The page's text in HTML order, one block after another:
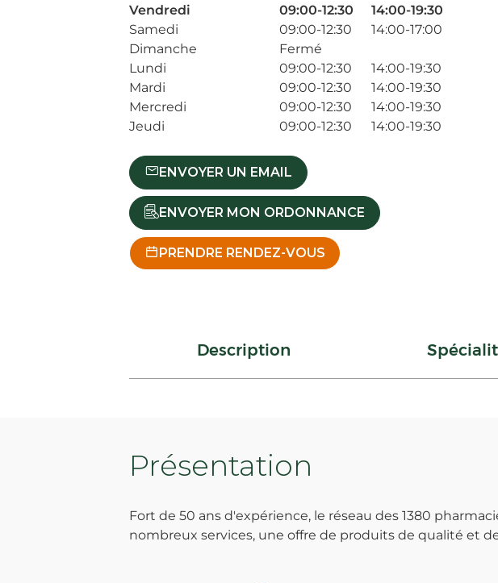
Vendredi
09:00-12:30
14:00-19:30
Samedi
09:00-12:30
14:00-17:00
Dimanche
Fermé
Lundi
09:00-12:30
14:00-19:30
Mardi
09:00-12:30
14:00-19:30
Mercredi
09:00-12:30
14:00-19:30
Jeudi
09:00-12:30 14:00-19:30
ENVOYER UN EMAIL
ENVOYER MON ORDONNANCE
PRENDRE RENDEZ-VOUS
Description
Présentation
Fort de 50 ans d'expérience, le réseau des 1380
nombreux services, une offre de produits de qualité et